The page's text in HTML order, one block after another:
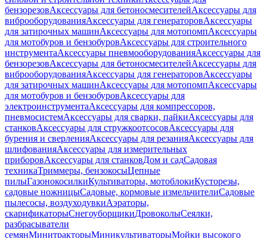
бензорезовАксессуары для бетоносмесителейАксессуары для
виброоборудованияАксессуары для генераторовАксессуары
для затирочных машинАксессуары для мотопомпАксессуары
для мотобуров и бензобуровАксессуары для строительного
инструментаАксессуары пневмооборудованияАксессуары для
бензорезовАксессуары для бетоносмесителейАксессуары для
виброоборудованияАксессуары для генераторовАксессуары
для затирочных машинАксессуары для мотопомпАксессуары
для мотобуров и бензобуровАксессуары для
электроинструментаАксессуары для компрессоров,
пневмосистемАксессуары для сварки, пайкиАксессуары для
станковАксессуары для стружкоотсосовАксессуары для
бурения и сверленияАксессуары для резанияАксессуары для
шлифованияАксессуары для измерительных
приборовАксессуары для станковДом и садСадовая
техникаТриммеры, бензокосыЦепные
пилыГазонокосилкиКультиваторы, мотоблокиКусторезы,
садовые ножницыСадовые, кормовые измельчителиСадовые
пылесосы, воздуходувкиАэраторы,
скарификаторыСнегоуборщикиДровоколыСеялки,
разбрасыватели
семянМинитракторыМиникультиваторыМойки высокого